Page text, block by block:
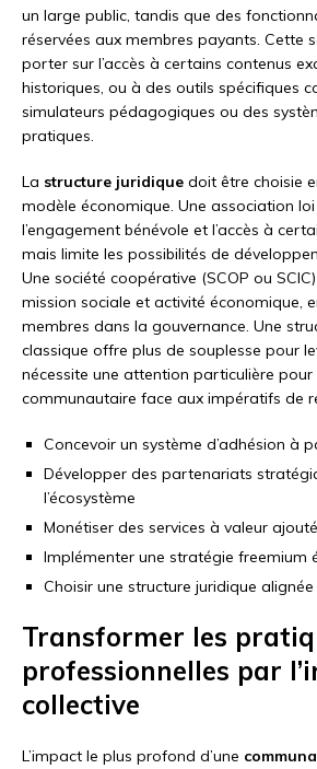
un large public, tandis que des
réservées aux membres payants. Cette
porter sur l’accès à certains contenus
historiques, ou à des outils spécifiques
simulateurs pédagogiques ou des
pratiques.
La structure juridique doit être choisie
modèle économique. Une association
l’engagement bénévole et l’accès à
mais limite les possibilités de
Une société coopérative (SCOP ou
mission sociale et activité économique,
membres dans la gouvernance. Une
classique offre plus de souplesse pour
nécessite une attention particulière pour
communautaire face aux impératifs de
Concevoir un système d’adhésion à
Développer des partenariats
l’écosystème
Monétiser des services à valeur
Implémenter une stratégie freemium
Choisir une structure juridique
Transformer les
professionnelles par
collective
L’impact le plus profond d’une